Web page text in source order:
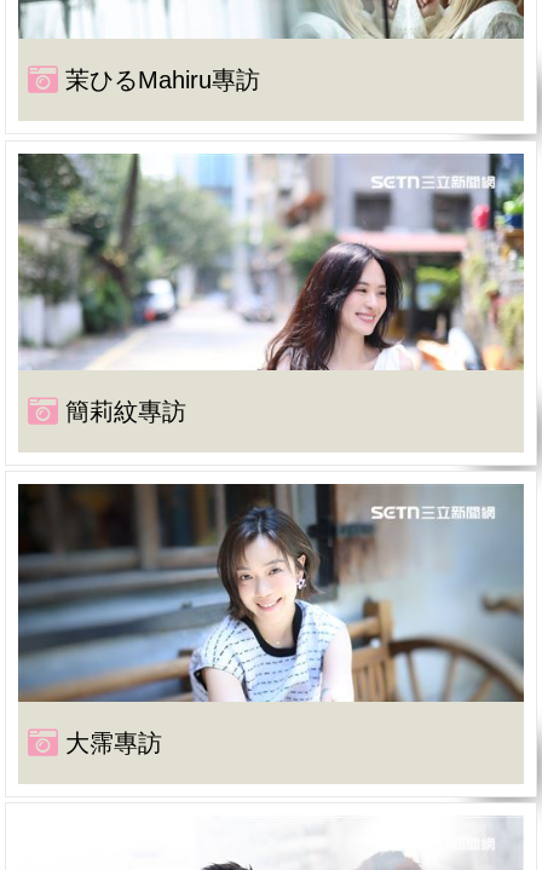
茉ひるMahiru專訪
簡莉紋專訪
大霈專訪